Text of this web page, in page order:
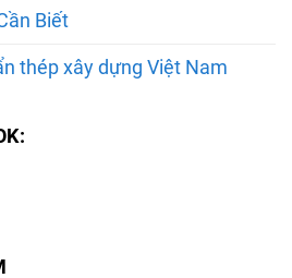
Biết
thép xây dựng Việt Nam